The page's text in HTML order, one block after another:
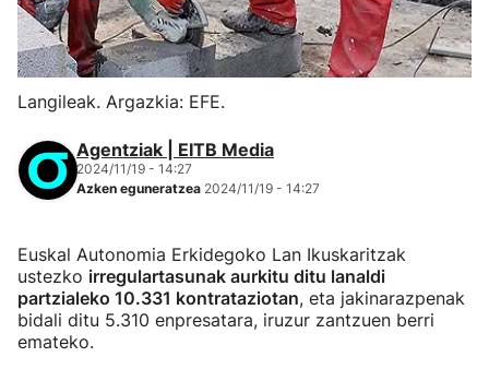
Langileak. Argazkia: EFE.
Agentziak | EITB Media
2024/11/19 - 14:27
Azken eguneratzea 2024/11/19 - 14:27
Euskal Autonomia Erkidegoko Lan Ikuskaritzak
ustezko irregulartasunak aurkitu ditu lanaldi
partzialeko 10.331 kontrataziotan, eta jakinarazpenak
bidali ditu 5.310 enpresatara, iruzur zantzuen berri
emateko.